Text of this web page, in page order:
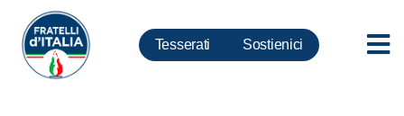
Tesserati Sostienici